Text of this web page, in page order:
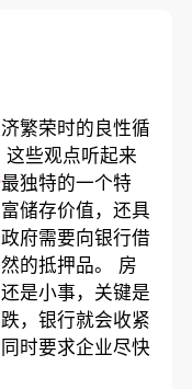
繁荣时的良性循
些观点听起来
最独特的一个特
储存价值，还具
府需要向银行借
的抵押品。 房
是小事，关键是
，银行就会收紧
时要求企业尽快